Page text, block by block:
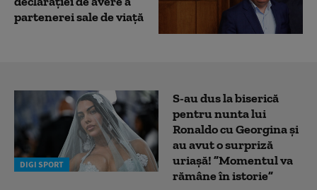
partenerei sale de viață
DIGI SPORT
S-au dus la biserică
pentru nunta lui
Ronaldo cu Georgina și
au avut o surpriză
uriașă! ”Momentul va
rămâne în istorie”